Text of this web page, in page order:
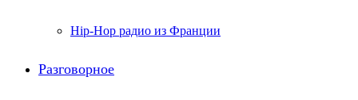
Hip-Hop радио из Франции
Разговорное